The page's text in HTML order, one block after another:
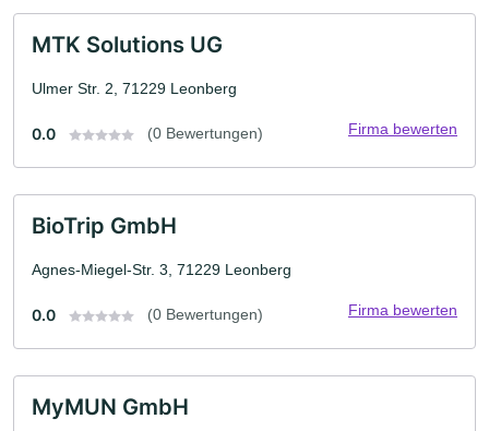
MTK Solutions UG
Ulmer Str. 2, 71229 Leonberg
0.0 (0 Bewertungen) Firma bewerten
BioTrip GmbH
Agnes-Miegel-Str. 3, 71229 Leonberg
0.0 (0 Bewertungen) Firma bewerten
MyMUN GmbH